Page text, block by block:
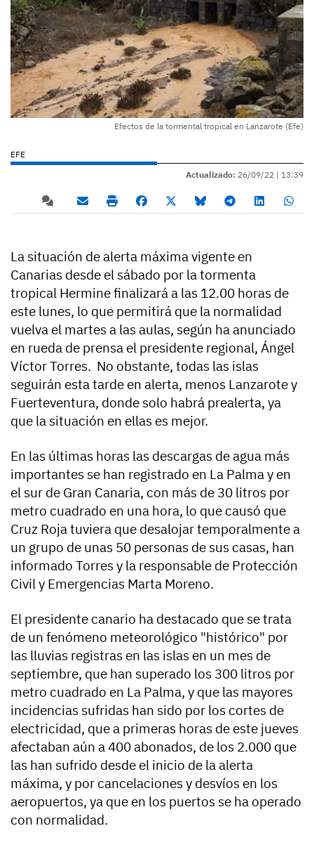
Efectos de la tormental tropical en Lanzarote (Efe)
EFE
Actualizado: 26/09/22 | 13:39
La situación de alerta máxima vigente en
Canarias desde el sábado por la tormenta
tropical Hermine finalizará a las 12.00 horas de
este lunes, lo que permitirá que la normalidad
vuelva el martes a las aulas, según ha anunciado
en rueda de prensa el presidente regional, Ángel
Víctor Torres. No obstante, todas las islas
seguirán esta tarde en alerta, menos Lanzarote y
Fuerteventura, donde solo habrá prealerta, ya
que la situación en ellas es mejor.
En las últimas horas las descargas de agua más
importantes se han registrado en La Palma y en
el sur de Gran Canaria, con más de 30 litros por
metro cuadrado en una hora, lo que causó que
Cruz Roja tuviera que desalojar temporalmente a
un grupo de unas 50 personas de sus casas, han
informado Torres y la responsable de Protección
Civil y Emergencias Marta Moreno.
El presidente canario ha destacado que se trata
de un fenómeno meteorológico "histórico" por
las lluvias registras en las islas en un mes de
septiembre, que han superado los 300 litros por
metro cuadrado en La Palma, y que las mayores
incidencias sufridas han sido por los cortes de
electricidad, que a primeras horas de este jueves
afectaban aún a 400 abonados, de los 2.000 que
las han sufrido desde el inicio de la alerta
máxima, y por cancelaciones y desvíos en los
aeropuertos, ya que en los puertos se ha operado
con normalidad.